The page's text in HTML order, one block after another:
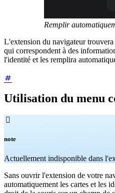
Remplir
L'extension du navigateur
qui correspondent à des
l'identité et les remplira
Utilisation du menu

note
Actuellement indisponible dans
Sans ouvrir l'extension de votre
automatiquement les cartes et les